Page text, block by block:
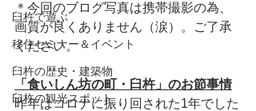
臼杵で遊ぶ
移住セミナー＆イベント
臼杵の歴史・建築物
臼杵の観光スポット
＊今回のブログ写真は携帯撮影の為、
画質が良くありません（涙）。ご了承
ください。
「食いしん坊の町・臼杵」のお節事情
昨年はコロナに振り回された1年でした